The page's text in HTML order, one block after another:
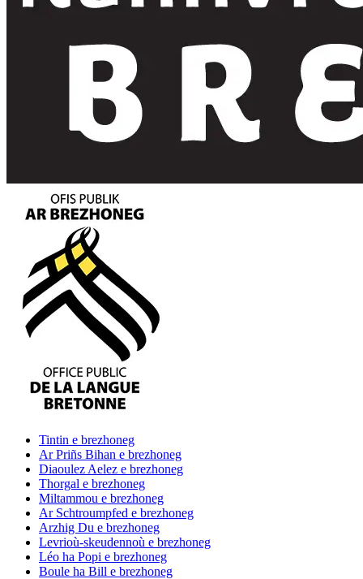
Tintin e brezhoneg
Ar Priñs Bihan e brezhoneg
Diaoulez Aelez e brezhoneg
Thorgal e brezhoneg
Miltammou e brezhoneg
Ar Schtroumpfed e brezhoneg
Arzhig Du e brezhoneg
Levrioù-skeudennoù e brezhoneg
Léo ha Popi e brezhoneg
Boule ha Bill e brezhoneg